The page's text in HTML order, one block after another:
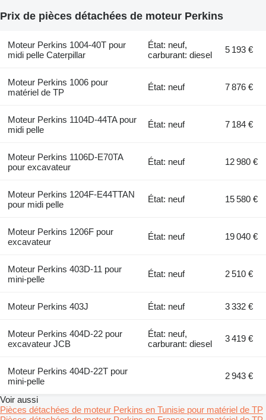
Prix de pièces détachées de moteur Perkins
Moteur Perkins 1004-40T pour
midi pelle Caterpillar
État: neuf,
carburant: diesel
5 193 €
Moteur Perkins 1006 pour
matériel de TP
État: neuf 7 876 €
Moteur Perkins 1104D-44TA pour
midi pelle
État: neuf 7 184 €
Moteur Perkins 1106D-E70TA
pour excavateur
État: neuf 12 980 €
Moteur Perkins 1204F-E44TTAN
pour midi pelle
État: neuf 15 580 €
Moteur Perkins 1206F pour
excavateur
État: neuf 19 040 €
Moteur Perkins 403D-11 pour
mini-pelle
État: neuf 2 510 €
Moteur Perkins 403J État: neuf 3 332 €
Moteur Perkins 404D-22 pour
excavateur JCB
État: neuf,
carburant: diesel
3 419 €
Moteur Perkins 404D-22T pour
mini-pelle
2 943 €
Voir aussi
Pièces détachées de moteur Perkins en Tunisie pour matériel de TP